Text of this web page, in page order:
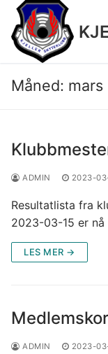
Hopp
innholdet
Terminliste 2026
Resultater
Medlemsinfo
Øvelser
Måned:
ADMIN 2023-
Resultatlista fra
2023-03-15 er nå
LES MER →
ADMIN 2023-